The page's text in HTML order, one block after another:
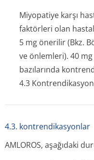
Miyopatiye karşı
faktörleri olan
5 mg önerilir (Bkz.
ve önlemleri). 40
bazılarında
4.3
4.3. kontrendikasyonlar
AMLOROS, aşağıdaki